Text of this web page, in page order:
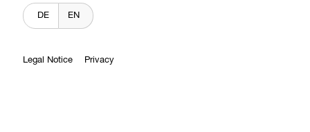
DE EN
Legal Notice Privacy